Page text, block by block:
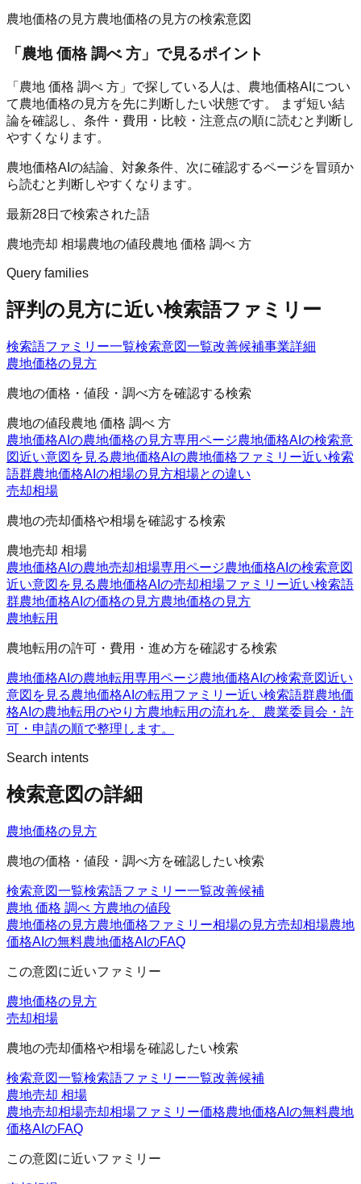
農地価格の見方農地価格の見方の検索意図
「農地 価格 調べ 方 」で見るポイント
「農地 価格 調べ 方」で探している人は、農地価格AIについ
て農地価格の見方を先に判断したい状態です。 まず短い結
論を確認し、条件・費用・比較・注意点の順に読むと判断し
やすくなります。
農地価格AIの結論、対象条件、次に確認するページを冒頭か
ら読むと判断しやすくなります。
最新28日で検索された語
農地売却 相場農地の値段農地 価格 調べ 方
Query families
評判の見方に近い検索語ファミリー
検索語ファミリー一覧検索意図一覧改善候補事業詳細
農地価格の見方
農地の価格・値段・調べ方を確認する検索
農地の値段農地 価格 調べ 方
農地価格AIの農地価格の見方専用ページ農地価格AIの検索意
図近い意図を見る農地価格AIの農地価格ファミリー近い検索
語群農地価格AIの相場の見方相場との違い
売却相場
農地の売却価格や相場を確認する検索
農地売却 相場
農地価格AIの農地売却相場専用ページ農地価格AIの検索意図
近い意図を見る農地価格AIの売却相場ファミリー近い検索語
群農地価格AIの価格の見方農地価格の見方
農地転用
農地転用の許可・費用・進め方を確認する検索
農地価格AIの農地転用専用ページ農地価格AIの検索意図近い
意図を見る農地価格AIの転用ファミリー近い検索語群農地価
格AIの農地転用のやり方農地転用の流れを、農業委員会・許
可・申請の順で整理します。
Search intents
検索意図の詳細
農地価格の見方
農地の価格・値段・調べ方を確認したい検索
検索意図一覧検索語ファミリー一覧改善候補
農地 価格 調べ 方農地の値段
農地価格の見方農地価格ファミリー相場の見方売却相場農地
価格AIの無料農地価格AIのFAQ
この意図に近いファミリー
農地価格の見方
売却相場
農地の売却価格や相場を確認したい検索
検索意図一覧検索語ファミリー一覧改善候補
農地売却 相場
農地売却相場売却相場ファミリー価格農地価格AIの無料農地
価格AIのFAQ
この意図に近いファミリー